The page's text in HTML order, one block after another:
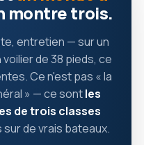
montre trois.
entretien — sur un
de 38 pieds, ce
Ce n'est pas « la
» — ce sontles
de trois classes
de vrais bateaux.